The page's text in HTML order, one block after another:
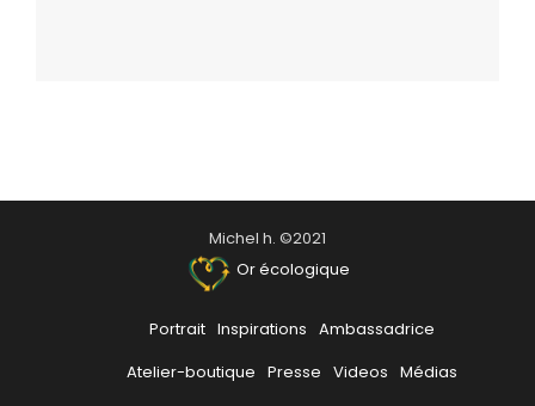
Michel h. ©2021
Or écologique
Portrait Inspirations Ambassadrice
Atelier-boutique Presse Videos Médias